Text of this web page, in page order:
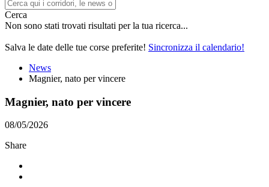
Cerca
Non sono stati trovati risultati per la tua ricerca...
Salva le date delle tue corse preferite! Sincronizza il calendario!
News
Magnier, nato per vincere
Magnier, nato per vincere
08/05/2026
Share